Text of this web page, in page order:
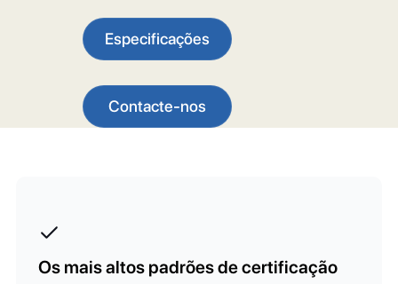
Especificações
Contacte-nos
Os mais altos padrões de certificação